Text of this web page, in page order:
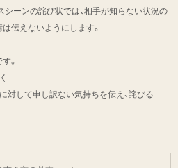
ーンの詫び状では、相手が知らない状況の
伝えないようにします。
。
対して申し訳ない気持ちを伝え、詫びる